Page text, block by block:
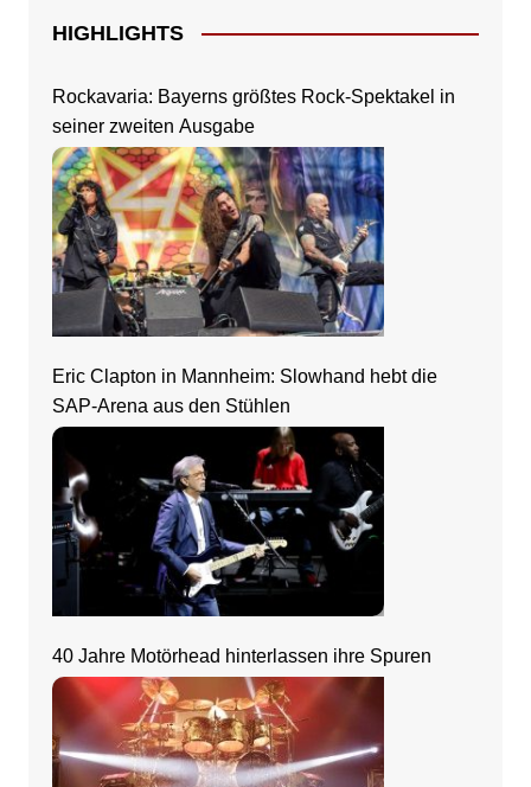
HIGHLIGHTS
Rockavaria: Bayerns größtes Rock-Spektakel in
seiner zweiten Ausgabe
Eric Clapton in Mannheim: Slowhand hebt die
SAP-Arena aus den Stühlen
40 Jahre Motörhead hinterlassen ihre Spuren